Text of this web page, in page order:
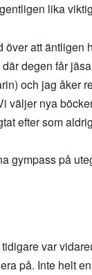
lika
över att
där degen får
och jag åker
väljer nya
efter som
gympass på
var
på. Inte helt